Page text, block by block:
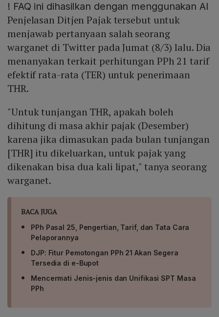
! FAQ ini dihasilkan dengan menggunakan AI
Penjelasan Ditjen Pajak tersebut untuk
menjawab pertanyaan salah seorang
warganet di Twitter pada Jumat (8/3) lalu. Dia
menanyakan terkait perhitungan PPh 21 tarif
efektif rata-rata (TER) untuk penerimaan
THR.
"Untuk tunjangan THR, apakah boleh
dihitung di masa akhir pajak (Desember)
karena jika dimasukan pada bulan tunjangan
[THR] itu dikeluarkan, untuk pajak yang
dikenakan bisa dua kali lipat," tanya seorang
warganet.
BACA JUGA
PPh Pasal 25, Pengertian, Tarif, dan Tata Cara
Pelaporannya
DJP: Fitur Pemotongan PPh 21 Akan Segera
Tersedia di e-Bupot
Mencermati Jenis-jenis dan Unifikasi SPT Masa
PPh